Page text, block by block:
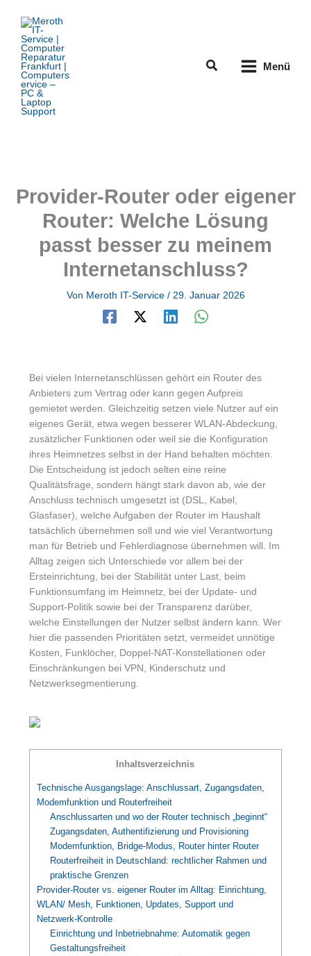
Inhalt
springen
Suchen Menü
Provider-Router oder eigener
Router: Welche Lösung
passt besser zu meinem
Internetanschluss?
Von Meroth IT-Service / 29. Januar 2026
Bei vielen Internetanschlüssen gehört ein Router des
Anbieters zum Vertrag oder kann gegen Aufpreis
gemietet werden. Gleichzeitig setzen viele Nutzer auf ein
eigenes Gerät, etwa wegen besserer WLAN-Abdeckung,
zusätzlicher Funktionen oder weil sie die Konfiguration
ihres Heimnetzes selbst in der Hand behalten möchten.
Die Entscheidung ist jedoch selten eine reine
Qualitätsfrage, sondern hängt stark davon ab, wie der
Anschluss technisch umgesetzt ist (DSL, Kabel,
Glasfaser), welche Aufgaben der Router im Haushalt
tatsächlich übernehmen soll und wie viel Verantwortung
man für Betrieb und Fehlerdiagnose übernehmen will. Im
Alltag zeigen sich Unterschiede vor allem bei der
Ersteinrichtung, bei der Stabilität unter Last, beim
Funktionsumfang im Heimnetz, bei der Update- und
Support-Politik sowie bei der Transparenz darüber,
welche Einstellungen der Nutzer selbst ändern kann. Wer
hier die passenden Prioritäten setzt, vermeidet unnötige
Kosten, Funklöcher, Doppel-NAT-Konstellationen oder
Einschränkungen bei VPN, Kinderschutz und
Netzwerksegmentierung.
Inhaltsverzeichnis
Technische Ausgangslage: Anschlussart, Zugangsdaten,
Modemfunktion und Routerfreiheit
Anschlussarten und wo der Router technisch „beginnt“
Zugangsdaten, Authentifizierung und Provisioning
Modemfunktion, Bridge-Modus, Router hinter Router
Routerfreiheit in Deutschland: rechtlicher Rahmen und
praktische Grenzen
Provider-Router vs. eigener Router im Alltag: Einrichtung,
WLAN/ Mesh, Funktionen, Updates, Support und
Netzwerk-Kontrolle
Einrichtung und Inbetriebnahme: Automatik gegen
Gestaltungsfreiheit